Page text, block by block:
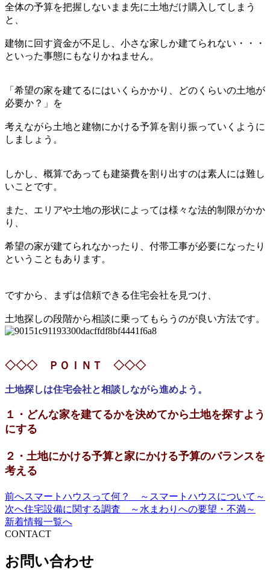
全体の予算を把握しないまま先に土地だけ購入してしまう
と、
建物に回す資金が不足し、小さな家しか建てられない・・・
といった事態にもなりかねません。
「希望の家を建てるにはいくらかかり、どのくらいの土地が
必要か？」を
考えながら土地と建物にかける予算を割り振っていくように
しましょう。
しかし、概算であっても建築費を割り出すのは素人には難し
いことです。
また、エリアや土地の形状によっては様々な法的制限がかか
り、
希望の家が建てられなかったり、付帯工事が必要になったり
ということもあります。
ですから、まずは信頼できる住宅会社を見つけ、
土地探しの段階から相談に乗ってもらうのが良い方法です。
◇◇◇ ＰＯＩＮＴ ◇◇◇
土地探しは住宅会社と相談しながら進めよう。
１・どんな家を建てるかを決めてから土地を探すよう
にする
２・土地にかける予算と家にかける予算のバランスを
考える
投
稿
ナ
ビ
前へスマートハウスって何？ ～スマートハウスについて～
次へ住宅設備に関する調査 ～水まわりへの要望・不満～
新着情報一覧へ
CONTACT
お問い合わせ